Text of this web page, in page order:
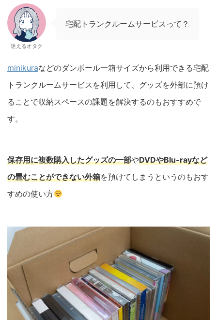
迷えるオタク
宅配トランクルームサービスって？
minikuraなどのダンボール一箱サイズから利用できる宅配
トランクルームサービスを利用して、グッズを外部に預け
ることで収納スペースの課題を解決するのもおすすめで
す。
保存用に複数購入したグッズの一部やDVDやBlu-rayなど
の畳むことができない外箱を預けてしまうというのもおす
すめの使い方